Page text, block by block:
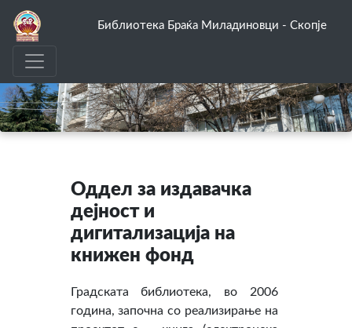
Библиотека Браќа Миладиновци - Скопје
Оддел за издавачка
дејност и
дигитализација на
книжен фонд
Градската библиотека, во 2006
година, започна со реализирање на